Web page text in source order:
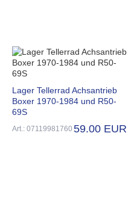
Lager Tellerrad Achsantrieb
Boxer 1970-1984 und R50-
69S
Art.: 07119981760 59.00 EUR